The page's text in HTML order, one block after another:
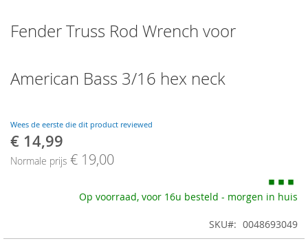
Fender Truss Rod Wrench voor
American Bass 3/16 hex neck
Wees de eerste die dit product reviewed
Speciale
€ 14,99
Normale prijs € 19,00
Op voorraad, voor 16u besteld - morgen in huis
SKU 0048693049
to
the
the